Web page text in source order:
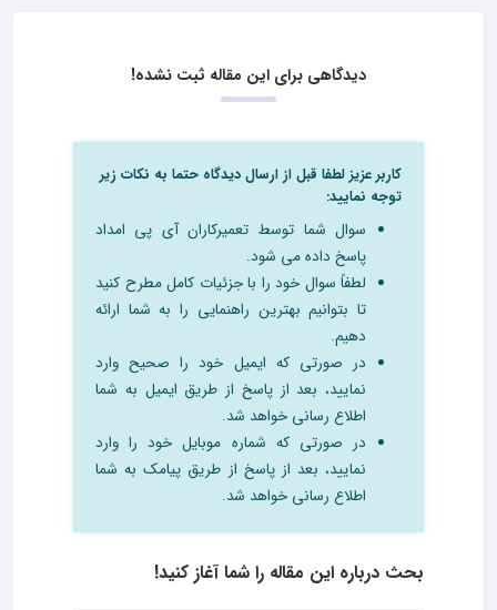
دیدگاهی برای این مقاله ثبت نشده!
کاربر عزیز لطفا قبل از ارسال دیدگاه حتما به نکات زیر
توجه نمایید:
سوال شما توسط تعمیرکاران آی پی امداد
پاسخ داده می شود.
لطفاً سوال خود را با جزئیات کامل مطرح کنید
تا بتوانیم بهترین راهنمایی را به شما ارائه
دهیم.
در صورتی که ایمیل خود را صحیح وارد
نمایید، بعد از پاسخ از طریق ایمیل به شما
اطلاع رسانی خواهد شد.
در صورتی که شماره موبایل خود را وارد
نمایید، بعد از پاسخ از طریق پیامک به شما
اطلاع رسانی خواهد شد.
بحث درباره این مقاله را شما آغاز کنید!